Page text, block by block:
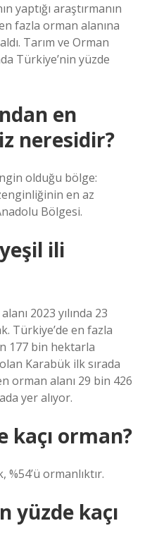
yaptığı araştırmanın
fazla orman alanına
Tarım ve Orman
Türkiye’nin yüzde
en
neresidir?
olduğu bölge:
en az
Bölgesi.
ili
2023 yılında 23
Türkiye’de en fazla
177 bin hektarla
Karabük ilk sırada
orman alanı 29 bin 426
yer alıyor.
kaçı orman?
%54’ü ormanlıktır.
yüzde kaçı